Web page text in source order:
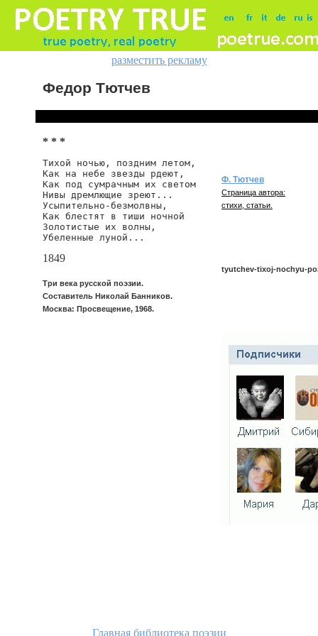
разместить рекламу
Федор Тютчев
* * *
Тихой ночью, поздним летом,
Как на небе звезды рдеют,
Как под сумрачным их светом
Нивы дремлющие зреют...
Усыпительно-безмолвны,
Как блестят в тиши ночной
Золотистые их волны,
Убеленные луной...
1849
Три века русской поэзии.
Составитель Николай Банников.
Москва: Просвещение, 1968.
Ф. Тютчев
Страница автора:
стихи, статьи.
tyutchev-tixoj-nochyu-
Главная библиотека поэзии